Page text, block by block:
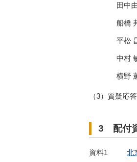
田中
船橋
平松
中村
横野
（3）質疑応答
3 配付
資料1 北